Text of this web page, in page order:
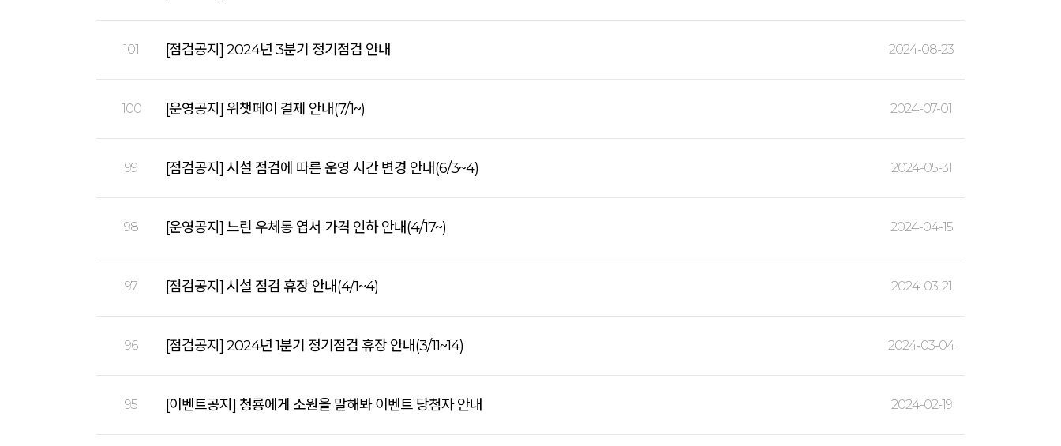
101 [점검공지] 2024년 3분기 정기점검 안내 2024-08-23
100 [운영공지] 위챗페이 결제 안내(7/1~) 2024-07-01
99 [점검공지] 시설 점검에 따른 운영 시간 변경 안내(6/3~4) 2024-05-31
98 [운영공지] 느린 우체통 엽서 가격 인하 안내(4/17~) 2024-04-15
97 [점검공지] 시설 점검 휴장 안내(4/1~4) 2024-03-21
96 [점검공지] 2024년 1분기 정기점검 휴장 안내(3/11~14) 2024-03-04
95 [이벤트공지] 청룡에게 소원을 말해봐 이벤트 당첨자 안내 2024-02-19